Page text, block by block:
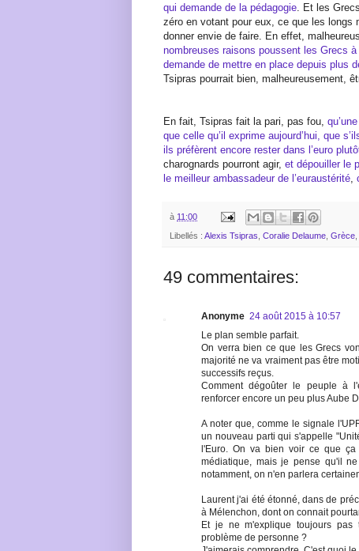
qui demande de la pédagogie . Et les
zéro en votant pour eux, ce que les longs
donner envie de faire. En effet,
nombreuses raisons poussent les Grecs
demande de mettre en place depuis plus
Tsipras pourrait bien, malheureusement,
En fait, Tsipras fait la pari, pas fou,
que celle qu’il exprime aujourd’hui, que
ils préfèrent encore rester dans l’euro
charognards pourront agir, et dépouiller le
le meilleur ambassadeur de l’euraustérité
à 11:00
Libellés : Alexis Tsipras Coralie Delaume Grèce
49 commentaires:
Anonyme 24 août 2015 à 10:57
Le plan semble parfait.
On verra bien ce que les Grecs
majorité ne va vraiment pas être
successifs reçus.
Comment dégoûter le peuple à
renforcer encore un peu plus Aube
A noter que, comme le signale
un nouveau parti qui s'appelle
l'Euro. On va bien voir ce que
médiatique, mais je pense qu'il
notamment, on n'en parlera
Laurent j'ai été étonné, dans de
à Mélenchon, dont on connait
Et je ne m'explique toujours pas
problème de personne ?